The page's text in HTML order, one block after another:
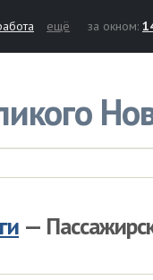
ещё за окном:
—